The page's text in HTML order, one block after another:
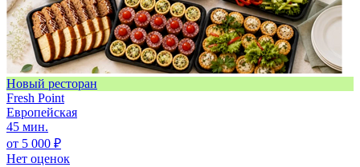
Новый ресторан
Fresh Point
Европейская
45 мин.
от 5 000 ₽
Нет оценок